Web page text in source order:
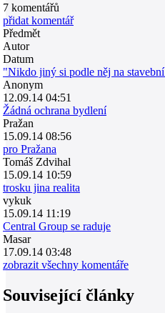
7 komentářů
přidat komentář
Předmět
Autor
Datum
"Nikdo jiný si podle něj na
Anonym
12.09.14 04:51
Žádná ochrana bydlení
Pražan
15.09.14 08:56
pro Pražana
Tomáš Zdvihal
15.09.14 10:59
trosku jina realita
vykuk
15.09.14 11:19
Central Group se raduje
Masar
17.09.14 03:48
zobrazit všechny komentáře
Související články